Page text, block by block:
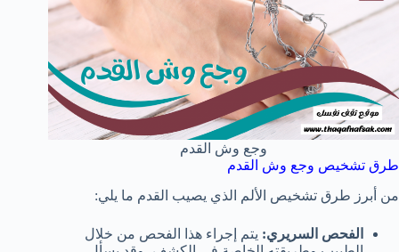
وجع وش القدم
طرق تشخيص وجع وش القدم
من أبرز طرق تشخيص الألم الذي يصيب القدم ما يلي:
الفحص السريري: يتم إجراء هذا الفحص من خلال